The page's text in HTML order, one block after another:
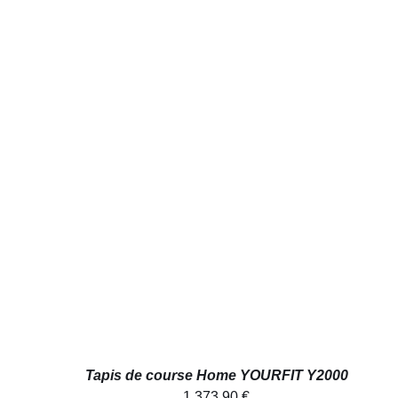
Tapis de course Home YOURFIT Y2000